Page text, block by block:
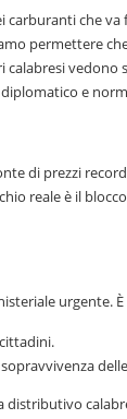
carburanti che
permettere
calabresi vedono
e
di prezzi
reale è il
urgente.
distributivo